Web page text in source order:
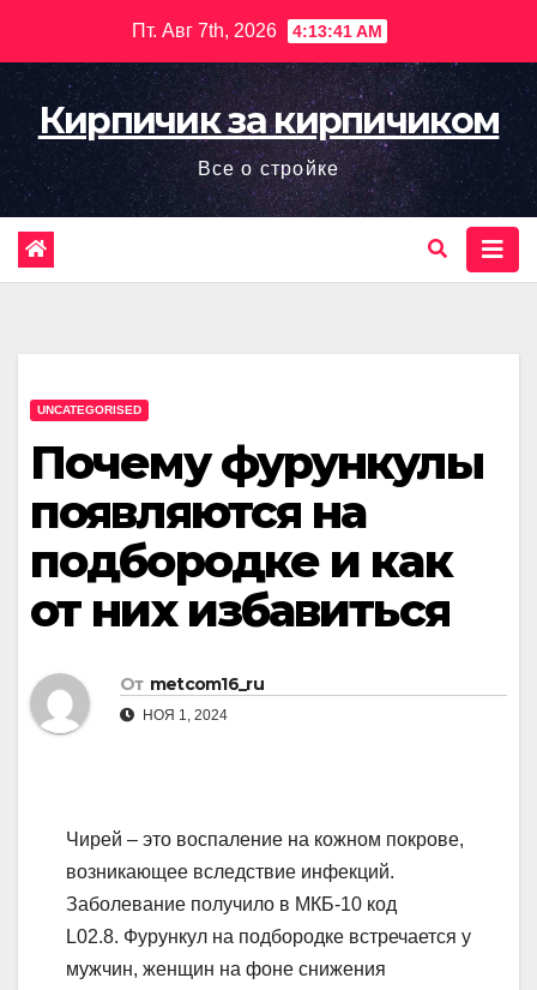
содержимому
Пт. Авг 7th, 2026 4:13:42 AM
Кирпичик за кирпичиком
Все о стройке
UNCATEGORISED
Почему фурункулы
появляются на
подбородке и как
от них избавиться
От metcom16_ru
НОЯ 1, 2024
Чирей – это воспаление на кожном покрове,
возникающее вследствие инфекций.
Заболевание получило в МКБ-10 код
L02.8. Фурункул на подбородке встречается у
мужчин, женщин на фоне снижения